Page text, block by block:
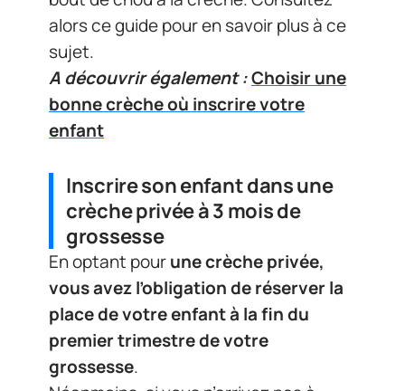
alors ce guide pour en savoir plus à ce
sujet.
A découvrir également :Choisir une
bonne crèche où inscrire votre
enfant
Inscrire son enfant dans une
crèche privée à 3 mois de
grossesse
En optant pourune crèche privée,
vous avez l’obligation de réserver la
place de votre enfant à la fin du
premier trimestre de votre
grossesse.